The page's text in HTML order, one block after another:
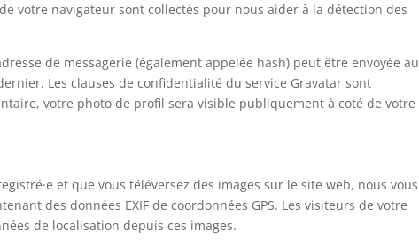
votre navigateur sont collectés pour nous aider à la détection des
de messagerie (également appelée hash) peut être envoyée au
Les clauses de confidentialité du service Gravatar sont
votre photo de profil sera visible publiquement à coté de votre
et que vous téléversez des images sur le site web, nous vous
des données EXIF de coordonnées GPS. Les visiteurs de votre
de localisation depuis ces images.